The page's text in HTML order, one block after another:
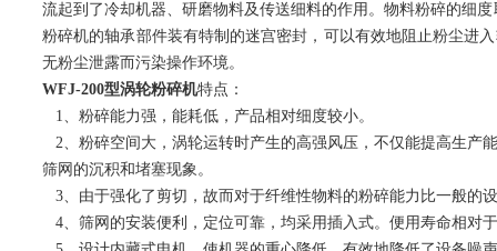
流起到了冷却机器、研磨物料及传送细料的作用。物料粉碎的细
粉碎机的轴承部件装有特制的迷宫密封，可以有效地阻止粉尘进
无粉尘泄露而污染操作环境。
WFJ-200型涡轮粉碎机特点：
1、粉碎能力强，能耗低，产品相对细度较小。
2、粉碎空间大，涡轮运转时产生的高强风压，不仅能提高生产
筛网的沉积和堵塞现象。
3、由于强化了剪切，故而对于纤维性物料的粉碎能力比一般的
4、筛网的安装便利，定位可靠，均采用插入式。便用寿命相对